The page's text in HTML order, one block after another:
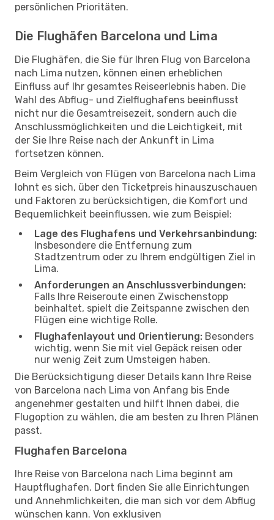
persönlichen Prioritäten.
Die Flughäfen Barcelona und Lima
Die Flughäfen, die Sie für Ihren Flug von Barcelona
nach Lima nutzen, können einen erheblichen
Einfluss auf Ihr gesamtes Reiseerlebnis haben. Die
Wahl des Abflug- und Zielflughafens beeinflusst
nicht nur die Gesamtreisezeit, sondern auch die
Anschlussmöglichkeiten und die Leichtigkeit, mit
der Sie Ihre Reise nach der Ankunft in Lima
fortsetzen können.
Beim Vergleich von Flügen von Barcelona nach Lima
lohnt es sich, über den Ticketpreis hinauszuschauen
und Faktoren zu berücksichtigen, die Komfort und
Bequemlichkeit beeinflussen, wie zum Beispiel:
Lage des Flughafens und Verkehrsanbindung:
Insbesondere die Entfernung zum
Stadtzentrum oder zu Ihrem endgültigen Ziel in
Lima.
Anforderungen an Anschlussverbindungen:
Falls Ihre Reiseroute einen Zwischenstopp
beinhaltet, spielt die Zeitspanne zwischen den
Flügen eine wichtige Rolle.
Flughafenlayout und Orientierung: Besonders
wichtig, wenn Sie mit viel Gepäck reisen oder
nur wenig Zeit zum Umsteigen haben.
Die Berücksichtigung dieser Details kann Ihre Reise
von Barcelona nach Lima von Anfang bis Ende
angenehmer gestalten und hilft Ihnen dabei, die
Flugoption zu wählen, die am besten zu Ihren Plänen
passt.
Flughafen Barcelona
Ihre Reise von Barcelona nach Lima beginnt am
Hauptflughafen. Dort finden Sie alle Einrichtungen
und Annehmlichkeiten, die man sich vor dem Abflug
wünschen kann. Von exklusiven